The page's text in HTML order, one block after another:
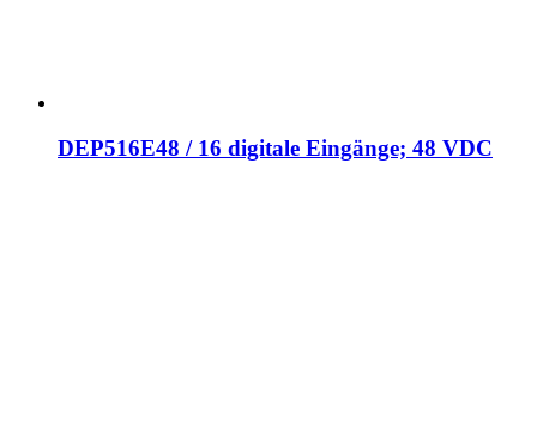
DEP516E48 / 16 digitale Eingänge; 48 VDC